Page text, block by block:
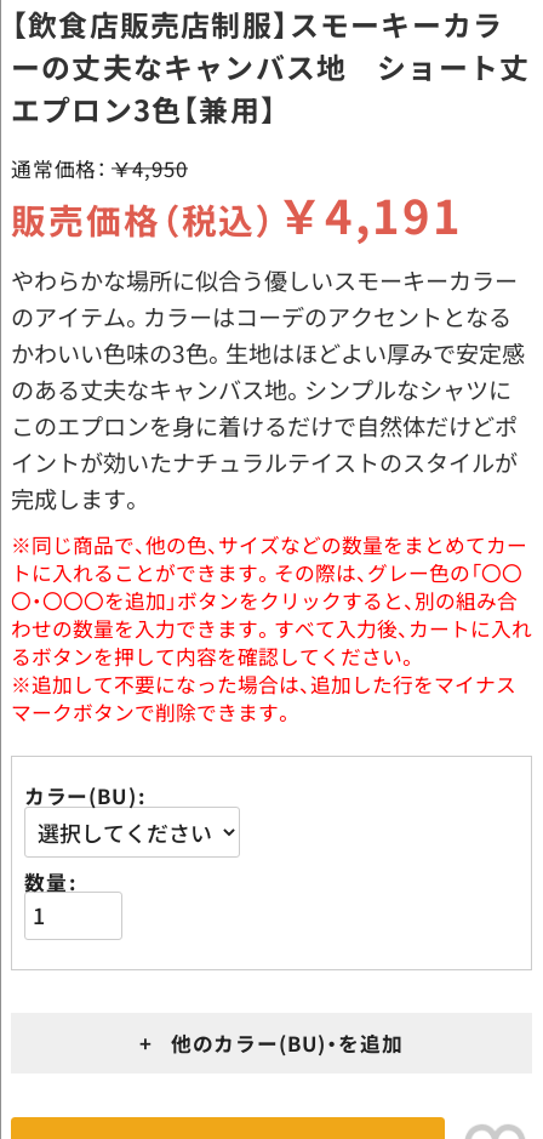
【飲食店販売店制服】スモーキーカラ
ーの丈夫なキャンバス地 ショート丈
エプロン3色【兼用】
通常価格： ￥4,950
販売価格（税込） ￥4,191
やわらかな場所に似合う優しいスモーキーカラー
のアイテム。カラーはコーデのアクセントとなる
かわいい色味の3色。生地はほどよい厚みで安定感
のある丈夫なキャンバス地。シンプルなシャツに
このエプロンを身に着けるだけで自然体だけどポ
イントが効いたナチュラルテイストのスタイルが
完成します。
※同じ商品で、他の色、サイズなどの数量をまとめてカー
トに入れることができます。その際は、グレー色の「〇〇
〇・〇〇〇を追加」ボタンをクリックすると、別の組み合
わせの数量を入力できます。すべて入力後、カートに入れ
るボタンを押して内容を確認してください。
※追加して不要になった場合は、追加した行をマイナス
マークボタンで削除できます。
カラー(BU)
数量
+ 他のカラー(BU)・を追加